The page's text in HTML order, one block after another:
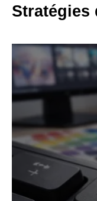
Stratégies